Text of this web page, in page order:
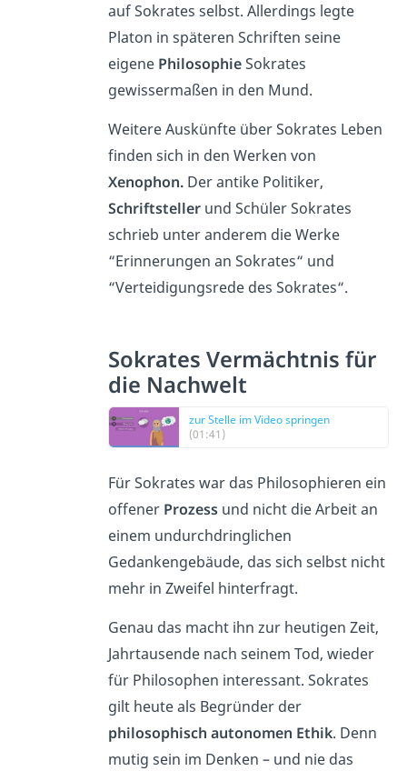
auf Sokrates selbst. Allerdings legte
Platon in späteren Schriften seine
eigene PhilosophieSokrates
gewissermaßen in den Mund.
Weitere Auskünfte über Sokrates Leben
finden sich in den Werken von
Xenophon.Der antike Politiker,
Schriftstellerund Schüler Sokrates
schrieb unter anderem die Werke
“Erinnerungen an Sokrates“ und
“Verteidigungsrede des Sokrates“.
Sokrates Vermächtnis für
die Nachwelt
zur Stelle im Video springen
(01:41)
Für Sokrates war das Philosophieren ein
offener Prozessund nicht die Arbeit an
einem undurchdringlichen
Gedankengebäude, das sich selbst nicht
mehr in Zweifel hinterfragt.
Genau das macht ihn zur heutigen Zeit,
Jahrtausende nach seinem Tod, wieder
für Philosophen interessant. Sokrates
gilt heute als Begründer der
philosophisch autonomen Ethik. Denn
mutig sein im Denken – und nie das